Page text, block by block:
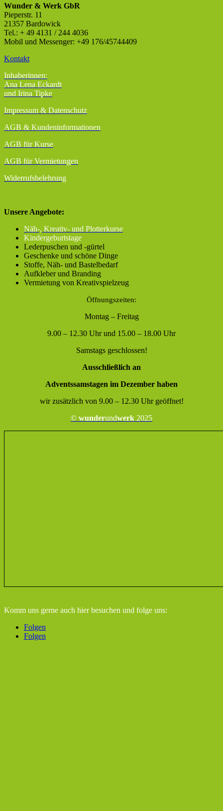
Wunder & Werk GbR
Pieperstr. 11
21357 Bardowick
Tel.: + 49 4131 / 244 4036
Mobil und Messenger: +49 176/45744409
Kontakt
Inhaberinnen:
Ana Lena Eckardt
und Irina Tipke
Impressum & Datenschutz
AGB & Kundeninformationen
AGB für Kurse
AGB für Vermietungen
Widerrufsbelehrung
Unsere Angebote:
Näh-, Kreativ- und Plotterkurse
Kindergeburtstage
Lederpuschen und -gürtel
Geschenke und schöne Dinge
Stoffe, Näh- und Bastelbedarf
Aufkleber und Branding
Vermietung von Kreativspielzeug
Öffnungszeiten:
Montag – Freitag
9.00 – 12.30 Uhr und 15.00 – 18.00 Uhr
Samstags geschlossen!
Ausschließlich an
Adventssamstagen im Dezember haben
wir zusätzlich von 9.00 – 12.30 Uhr geöffnet!
© wunderundwerk 2025
Komm uns gerne auch hier besuchen und folge uns:
Folgen
Folgen